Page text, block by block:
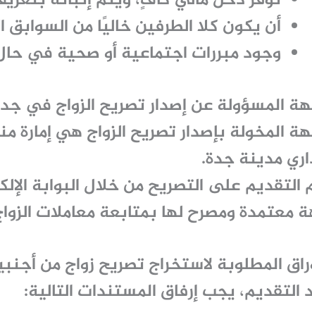
أن يكون كلا الطرفينخاليًا من السوابق
وجودمبررات اجتماعية أو صحية في
المسؤولة عن إصدار تصريح الزواج في
المخولة بإصدار تصريح الزواج هيإمارة
مدينة جدة.
التقديم على التصريح من خلال البوابة
معتمدة ومصرح لها بمتابعة معاملات
المطلوبة لاستخراج تصريح زواج من
التقديم، يجب إرفاق المستندات التالية: